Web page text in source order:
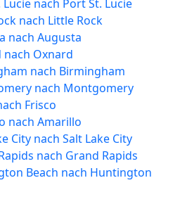
nach Port St. Lucie
nach Little Rock
nach Augusta
nach Oxnard
nach Birmingham
nach Montgomery
Frisco
nach Amarillo
City nach Salt Lake City
nach Grand Rapids
Beach nach Huntington